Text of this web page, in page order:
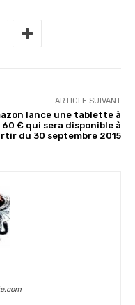
ARTICLE SUIVANT
lance une tablette à
60 € qui sera disponible à
du 30 septembre 2015